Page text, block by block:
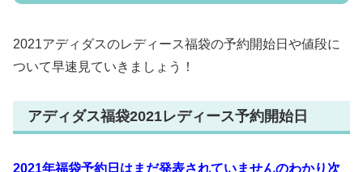
2021アディダスのレディース福袋の予約開始日や値段に
ついて早速見ていきましょう！
アディダス福袋2021レディース予約開始日
2021年福袋予約日はまだ発表されていませんのわかり次